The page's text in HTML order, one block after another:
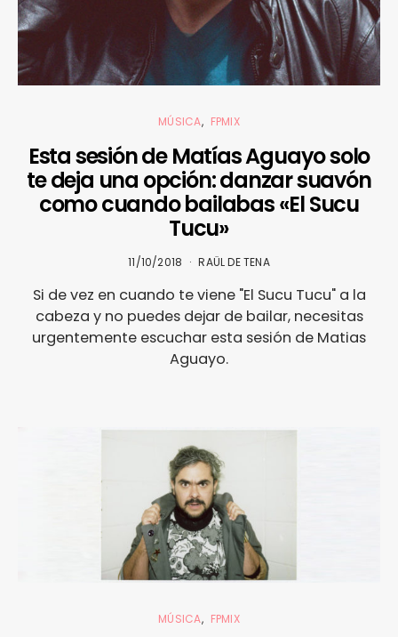
MÚSICA FPMIX
Esta sesión de Matías Aguayo solo
te deja una opción: danzar suavón
como cuando bailabas «El Sucu
Tucu»
11/10/2018 RAÜL DE TENA
Si de vez en cuando te viene "El Sucu Tucu" a la
cabeza y no puedes dejar de bailar, necesitas
urgentemente escuchar esta sesión de Matias
Aguayo.
MÚSICA FPMIX